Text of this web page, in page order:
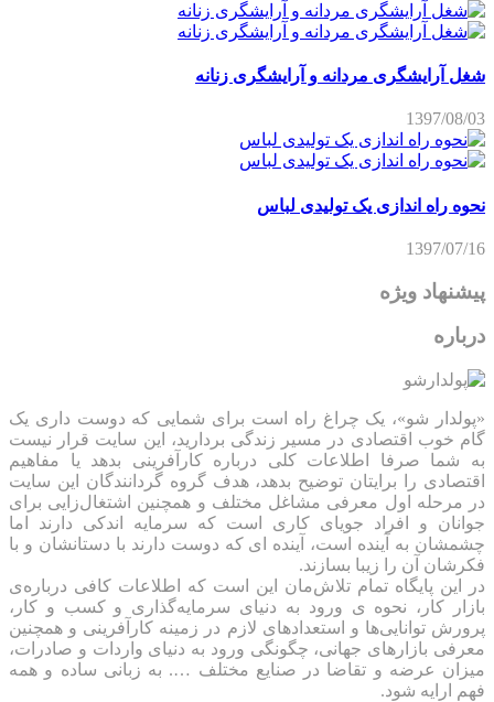
شغل آرایشگری مردانه و آرایشگری زنانه
1397/08/03
نحوه راه اندازی یک تولیدی لباس
1397/07/16
پیشنهاد ویژه
درباره
«پولدار شو»، یک چراغ راه است برای شمایی که دوست داری یک
گام خوب اقتصادی در مسیر زندگی بردارید، این سایت قرار نیست
به شما صرفا اطلاعات کلی درباره کارآفرینی بدهد یا مفاهیم
اقتصادی را برایتان توضیح بدهد، هدف گروه گردانندگان این سایت
در مرحله اول معرفی مشاغل مختلف و همچنین اشتغال‌زایی برای
جوانان و افراد جویای کاری است که سرمایه اندکی دارند اما
چشمشان به آینده است، آینده ای که دوست دارند با دستانشان و با
فکرشان آن را زیبا بسازند.
در این پایگاه تمام تلاش‌مان این است که ‌اطلاعات کافی درباره‌ی
بازار کار، نحوه ی ورود به دنیای سرمایه‌گذاری و کسب و کار،
پرورش توانایی‌ها و استعدادهای لازم در زمینه کارآفرینی و همچنین
معرفی بازارهای جهانی، چگونگی ورود به دنیای واردات و صادرات،
میزان عرضه و تقاضا در صنایع مختلف …. به زبانی ساده و همه
فهم ارایه شود.